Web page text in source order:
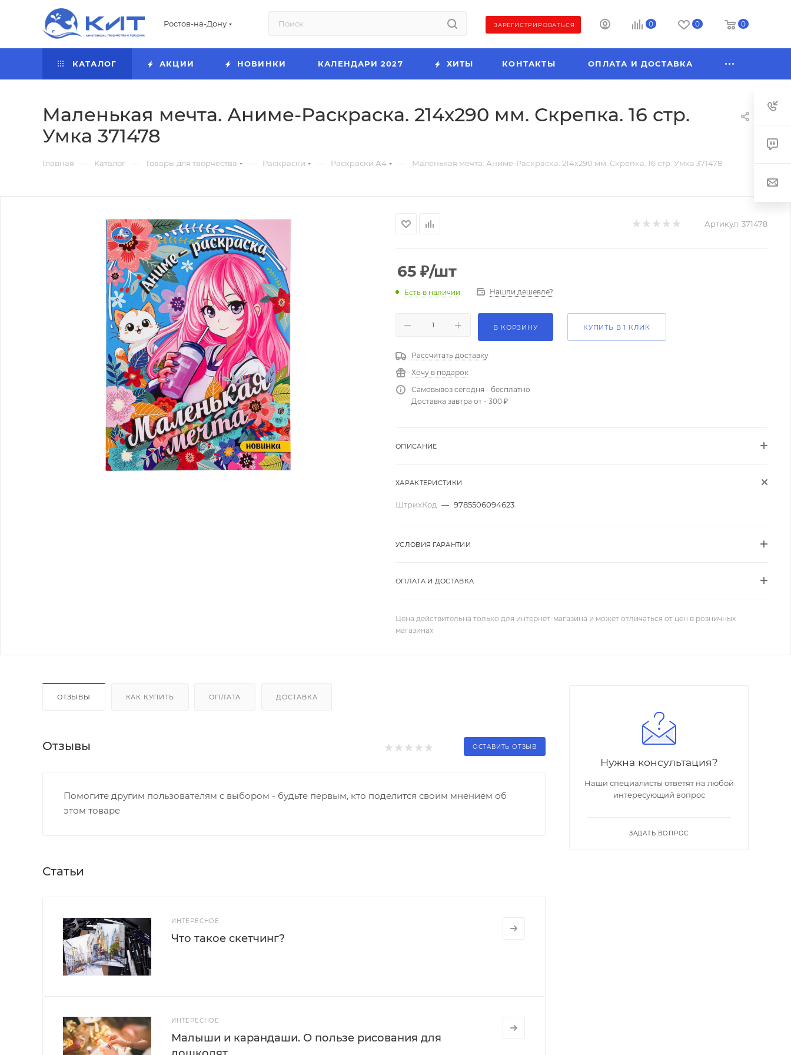
Ростов-на-Дону ЗАРЕГИСТРИРОВАТЬСЯ 0 0 0
КАТАЛОГ АКЦИИ НОВИНКИ КАЛЕНДАРИ 2027 ХИТЫ КОНТАКТЫ ОПЛАТА И ДОСТАВКА
Маленькая мечта. Аниме-Раскраска. 214х290 мм. Скрепка. 16 стр.
Умка 371478
Главная — Каталог — Товары для творчества — Раскраски — Раскраски А4 — Маленькая мечта. Аниме-Раскраска. 214х290 мм. Скрепка. 16 стр. Умка 371478
Артикул: 371478
65 ₽/шт
Есть в наличии Нашли дешевле?
В КОРЗИНУ КУПИТЬ В 1 КЛИК
Рассчитать доставку
Хочу в подарок
Самовывоз сегодня - бесплатно
Доставка завтра от - 300 ₽
ОПИСАНИЕ
ХАРАКТЕРИСТИКИ
ШтрихКод — 9785506094623
УСЛОВИЯ ГАРАНТИИ
ОПЛАТА И ДОСТАВКА
Цена действительна только для интернет-магазина и может отличаться от цен в розничных
магазинах
ОТЗЫВЫ КАК КУПИТЬ ОПЛАТА ДОСТАВКА
Отзывы ОСТАВИТЬ ОТЗЫВ
Помогите другим пользователям с выбором - будьте первым, кто поделится своим мнением об
этом товаре
Статьи
ИНТЕРЕСНОЕ
Что такое скетчинг?
ИНТЕРЕСНОЕ
Малыши и карандаши. О пользе рисования для
Нужна консультация?
Наши специалисты ответят на любой
интересующий вопрос
ЗАДАТЬ ВОПРОС